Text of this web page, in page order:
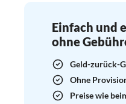
Einfach und
ohne
Geld-zurück-
Ohne
Preise wie